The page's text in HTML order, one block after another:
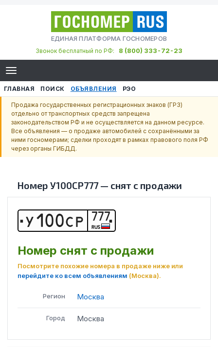
ЕДИНАЯ ПЛАТФОРМА ГОСНОМЕРОВ
Звонок бесплатный по РФ:
8 (800) 333-72-23
ГЛАВНАЯ ПОИСК ОБЪЯВЛЕНИЯ РЭО
Продажа государственных регистрационных знаков (ГРЗ)
отдельно от транспортных средств запрещена
законодательством РФ и не осуществляется на данном ресурсе.
Все объявления — о продаже автомобилей с сохранёнными за
ними госномерами; сделки проходят в рамках правового поля РФ
через органы ГИБДД.
Номер У100СР777— снят с продажи
У 1 00С Р 777
RUS
Номер снят с продажи
Посмотрите похожие номера в продаже ниже или
перейдите ко всем объявлениям (Москва).
Регион Москва
Город Москва